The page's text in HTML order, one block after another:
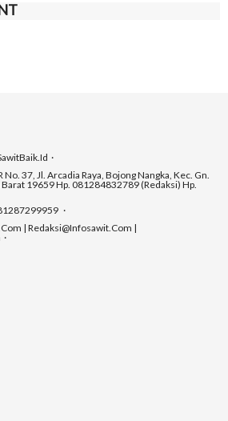
37, Jl. Arcadia Raya, Bojong Nangka, Kec. Gn.
19659 Hp. 081284832789 (Redaksi) Hp.
| Redaksi@infosawit.com |